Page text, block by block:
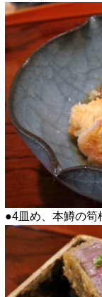
●4皿め、本鱒の筍